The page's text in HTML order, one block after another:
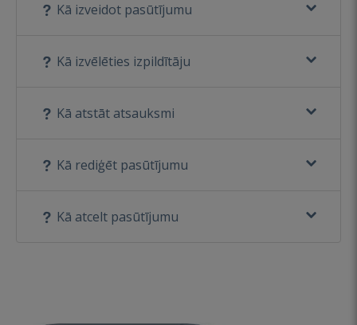
Kā izveidot pasūtījumu
Kā izvēlēties izpildītāju
Kā atstāt atsauksmi
Kā rediģēt pasūtījumu
Kā atcelt pasūtījumu